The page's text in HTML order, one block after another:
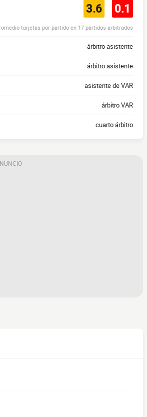
3.6 0.1
tarjetas por partido en 17 partidos arbitrados
árbitro asistente
árbitro asistente
asistente de VAR
árbitro VAR
cuarto árbitro